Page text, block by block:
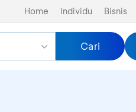
Home Individu Bisnis
Cari